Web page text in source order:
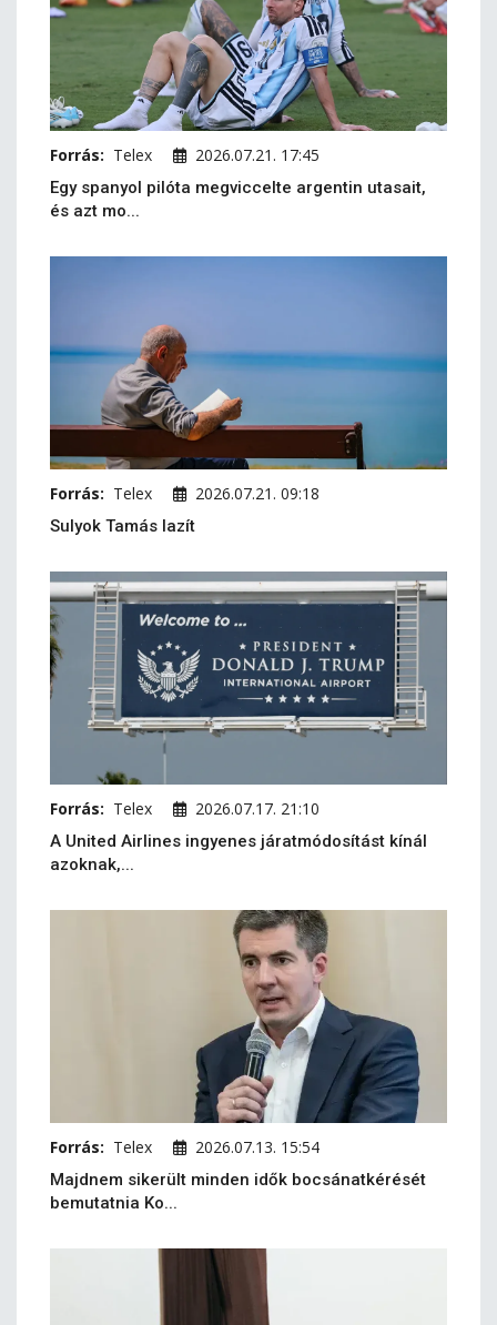
Forrás: Telex 2026.07.21. 17:45
Egy spanyol pilóta megviccelte argentin utasait,
és azt mo...
Forrás: Telex 2026.07.21. 09:18
Sulyok Tamás lazít
Forrás: Telex 2026.07.17. 21:10
A United Airlines ingyenes járatmódosítást kínál
azoknak,...
Forrás: Telex 2026.07.13. 15:54
Majdnem sikerült minden idők bocsánatkérését
bemutatnia Ko...